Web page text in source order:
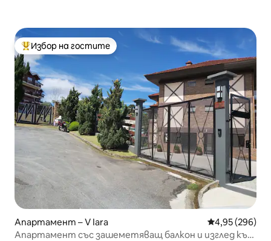
Най-популярен избор на гостите
Избор на гостите
Апартамент – V Iara Средна
4,95 (296)
Апартамент със зашеметяващ балкон и изглед към